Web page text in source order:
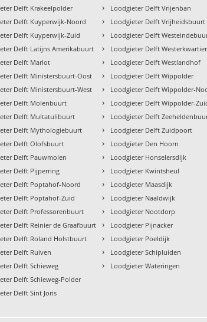
Delft Krakeelpolder
Delft Kuyperwijk-Noord
Delft Kuyperwijk-Zuid
Delft Latijns Amerikabuurt
Delft Marlot
Delft Ministersbuurt-Oost
Delft Ministersbuurt-West
Delft Molenbuurt
Delft Multatulibuurt
Delft Mythologiebuurt
Delft Olofsbuurt
Delft Pauwmolen
Delft Pijperring
Delft Poptahof-Noord
Delft Poptahof-Zuid
Delft Professorenbuurt
Delft Reinier de Graafbuurt
Delft Roland Holstbuurt
Delft Ruiven
Delft Schieweg
Delft Schieweg-Polder
Delft Sint Joris
› Loodgieter Delft Vrijenban
› Loodgieter Delft Vrijheidsbuurt
› Loodgieter Delft
› Loodgieter Delft Westerkwartier
› Loodgieter Delft Westlandhof
› Loodgieter Delft Wippolder
› Loodgieter Delft Wippolder-
› Loodgieter Delft Wippolder-
› Loodgieter Delft
› Loodgieter Delft Zuidpoort
› Loodgieter Den Hoorn
› Loodgieter Honselersdijk
› Loodgieter Kwintsheul
› Loodgieter Maasdijk
› Loodgieter Naaldwijk
› Loodgieter Nootdorp
› Loodgieter Pijnacker
› Loodgieter Poeldijk
› Loodgieter Schipluiden
› Loodgieter Wateringen